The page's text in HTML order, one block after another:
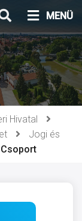
MENÜ
Hivatal
Jogi és